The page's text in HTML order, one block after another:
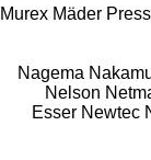
Murex Mäder
Nagema
Nelson
Esser Newtec